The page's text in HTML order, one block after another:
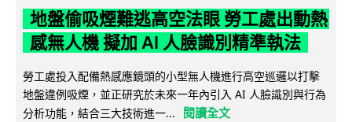
地盤偷吸煙難逃高空法眼 勞工處出動熱
感無人機 擬加 AI 人臉識別精準執法
勞工處投入配備熱感應鏡頭的小型無人機進行高空巡邏以打擊
地盤違例吸煙，並正研究於未來一年內引入 AI 人臉識別與行為
分析功能，結合三大技術進一...
閱讀全文